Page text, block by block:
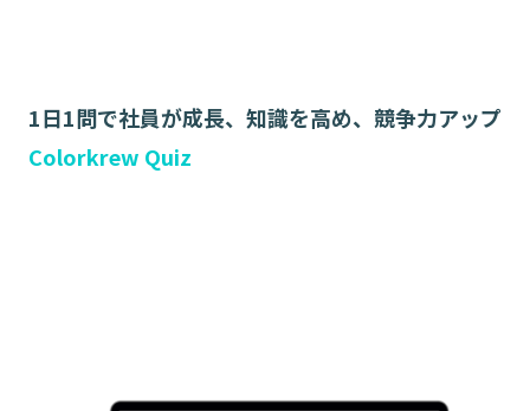
1日1問で社員が成長、知識を高め、競争力アップ
Colorkrew Quiz